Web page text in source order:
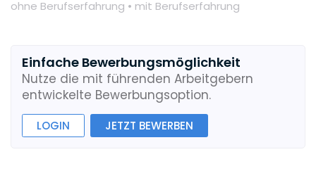
ohne Berufserfahrung • mit Berufserfahrung
Einfache Bewerbungsmöglichkeit
Nutze die mit führenden Arbeitgebern
entwickelte Bewerbungsoption.
LOGIN JETZT BEWERBEN